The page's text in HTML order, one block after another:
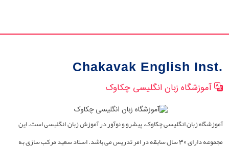
Chakavak English Inst.
آموزشگاه زبان انگلیسی چکاوک
آموزشگاه زبان انگلیسی چکاوک، پیشرو و نوآور در آموزش زبان انگلیسی است. این
مجموعه دارای 30 سال سابقه در امر تدریس می باشد. استاد سعید مرکب سازی به